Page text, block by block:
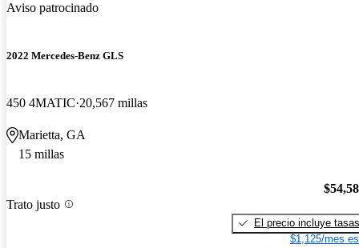
Aviso patrocinado
2022 Mercedes-Benz GLS
450 4MATIC 20,567 millas
Marietta, GA
15 millas
Trato justo
El precio incluye tasas
$1,125/mes